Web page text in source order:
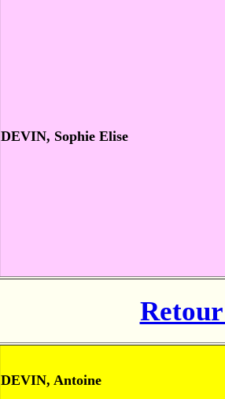
DEVIN, Sophie Elise
DEVIN, Antoine